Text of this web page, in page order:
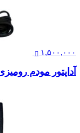
۱,۵۰۰,۰۰۰
آداپتور مودم